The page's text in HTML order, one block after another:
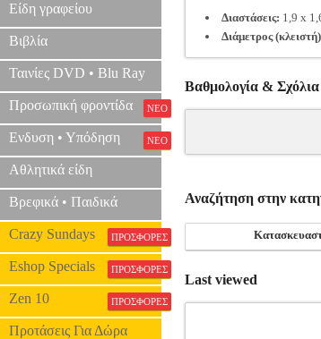
Είδη γραφείου
Βιβλία
Ταινίες DVD • Blu Ray
Προσωπική φροντίδα ΝΕΟ
Ενδυση • Υπόδηση ΝΕΟ
Αθλητικά είδη
Βρεφικά • Παιδικά
Crazy Sundays ΠΡΟΣΦΟΡΕΣ
Eshop Specials ΠΡΟΣΦΟΡΕΣ
Zen 10 ΠΡΟΣΦΟΡΕΣ
Προτάσεις Για Δώρα
Διαστάσεις: 1,9 x
Διάμετρος
Βαθμολογία & Σχόλια
Αναζήτηση στην
Last viewed